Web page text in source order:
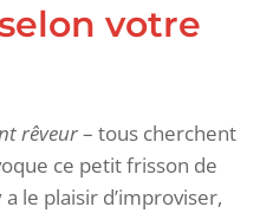
votre
rêveur– tous cherchent
ce petit frisson de
le plaisir d’improviser,